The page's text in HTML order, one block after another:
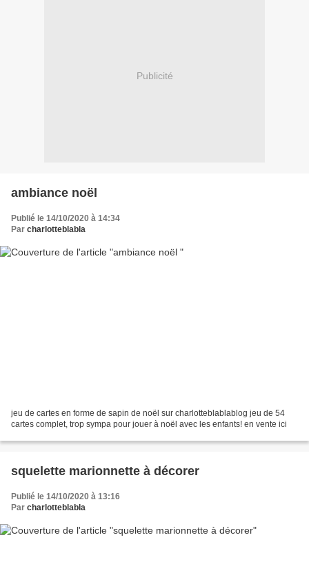
Publicité
ambiance noël
Publié le 14/10/2020 à 14:34
Par charlotteblabla
jeu de cartes en forme de sapin de noël sur charlotteblablablog jeu de 54
cartes complet, trop sympa pour jouer à noël avec les enfants! en vente ici
squelette marionnette à décorer
Publié le 14/10/2020 à 13:16
Par charlotteblabla